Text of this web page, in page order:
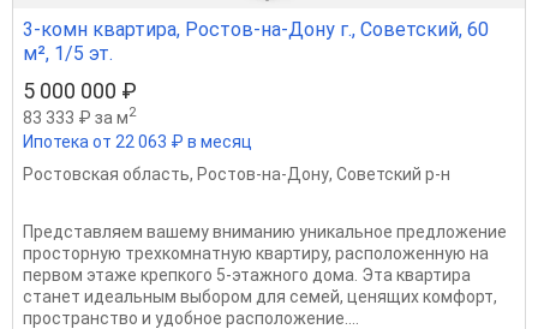
3-комн квартира, Ростов-на-Дону г., Советский, 60
м², 1/5 эт.
5 000 000 ₽
83 333 ₽ за м2
Ипотека от 22 063 ₽ в месяц
Ростовская область, Ростов-на-Дону, Советский р-н
Представляем вашему вниманию уникальное предложение
просторную трехкомнатную квартиру, расположенную на
первом этаже крепкого 5-этажного дома. Эта квартира
станет идеальным выбором для семей, ценящих комфорт,
пространство и удобное расположение....